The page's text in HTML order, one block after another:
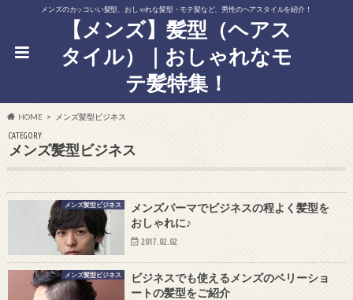
メンズのカッコいい髪型、おしゃれな髪型・モテ髪など、男性のヘアスタイルを紹介！
【メンズ】髪型（ヘアス
タイル）｜おしゃれなモ
テ髪特集！
HOME メンズ髪型ビジネス
CATEGORY
メンズ髪型ビジネス
メンズ髪型ビジネス
メンズパーマでビジネスの程よく髪型を
おしゃれに♪
2017.02.02
メンズ髪型ビジネス
ビジネスでも使えるメンズのベリーショ
ートの髪型をご紹介